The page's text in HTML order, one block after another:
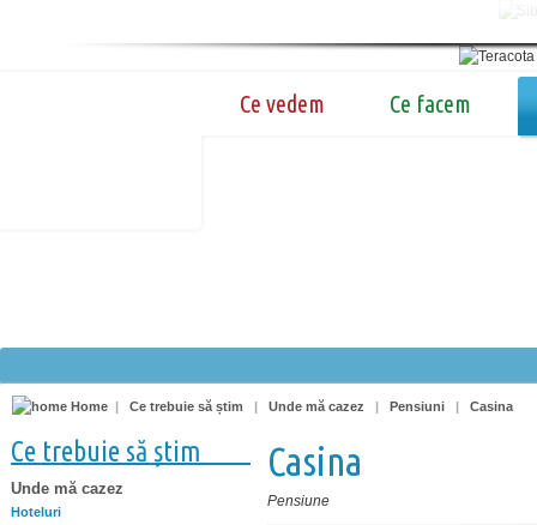
Ce vedem Ce facem
Home | Ce trebuie să știm | Unde mă cazez | Pensiuni | Casina
Ce trebuie să știm
Unde mă cazez
Hoteluri
Casina
Pensiune